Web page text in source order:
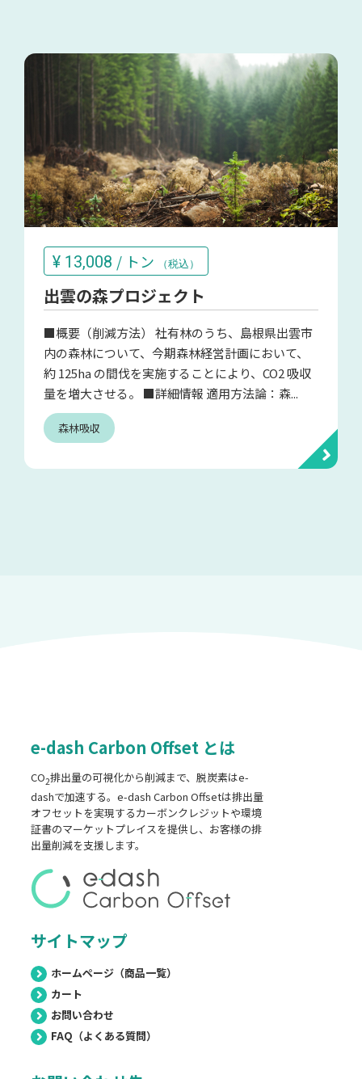
¥ 13,008 / トン （税込）
出雲の森プロジェクト
■概要（削減方法） 社有林のうち、島根県出雲市
内の森林について、今期森林経営計画において、
約 125ha の間伐を実施することにより、CO2 吸収
量を増大させる。 ■詳細情報 適用方法論：森...
森林吸収
e-dash Carbon Offset とは
CO2排出量の可視化から削減まで、脱炭素はe-
dashで加速する。e-dash Carbon Offsetは排出量
オフセットを実現するカーボンクレジットや環境
証書のマーケットプレイスを提供し、お客様の排
出量削減を支援します。
サイトマップ
ホームページ（商品一覧）
カート
お問い合わせ
FAQ（よくある質問）